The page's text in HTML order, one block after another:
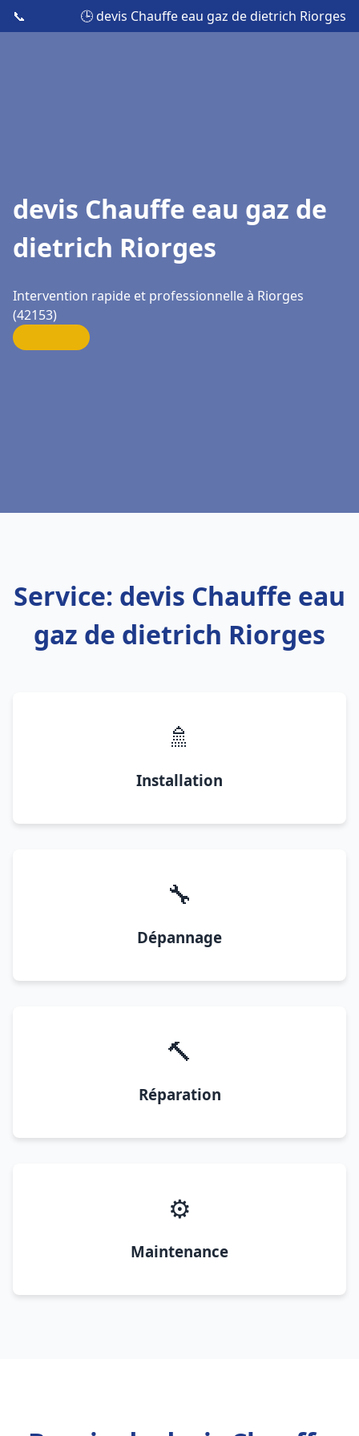
📞 🕒 devis Chauffe eau gaz de dietrich Riorges
devis Chauffe eau gaz de
dietrich Riorges
Intervention rapide et professionnelle à Riorges
(42153)
Service: devis Chauffe eau
gaz de dietrich Riorges
🚿
Installation
🔧
Dépannage
🔨
Réparation
⚙️
Maintenance